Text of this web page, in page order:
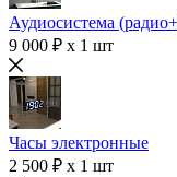
Аудиосистема
9 000 ₽ x 1 шт
Часы электронные
2 500 ₽ x 1 шт